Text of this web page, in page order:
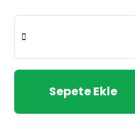
Sepete Ekle